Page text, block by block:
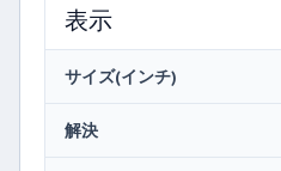
表示
サイズ(インチ)
解決